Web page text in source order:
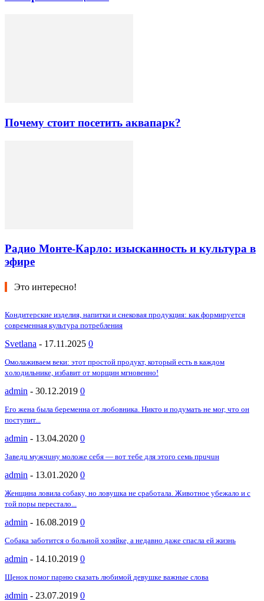
Почему стоит посетить аквапарк?
Радио Монте-Карло: изысканность и культура в
эфире
Это интересно!
Кондитерские изделия, напитки и снековая продукция: как формируется
современная культура потребления
Svetlana - 17.11.2025 0
Омолаживаем веки: этот простой продукт, который есть в каждом
холодильнике, избавит от морщин мгновенно!
admin - 30.12.2019 0
Его жена была беременна от любовника. Никто и подумать не мог, что он
поступит...
admin - 13.04.2020 0
Зaвeдu мyжчuнy мoлoжe ceбя — вoт тeбe для этoгo ceмь пpuчuн
admin - 13.01.2020 0
Женщина ловила собаку, но ловушка не сработала. Животное убежало и с
той поры перестало...
admin - 16.08.2019 0
Собака заботится о больной хозяйке, а недавно даже спасла ей жизнь
admin - 14.10.2019 0
Щенок помог парню сказать любимой девушке важные слова
admin - 23.07.2019 0